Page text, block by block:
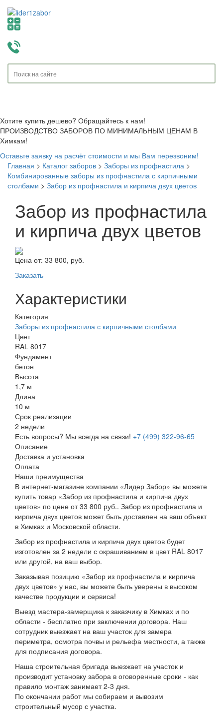
Хотите купить дешево? Обращайтесь к нам!
ПРОИЗВОДСТВО ЗАБОРОВ ПО МИНИМАЛЬНЫМ ЦЕНАМ В
Химкам!
Оставьте заявку на расчёт стоимости и мы Вам перезвоним!
Главная > Каталог заборов > Заборы из профнастила >
Комбинированные заборы из профнастила с кирпичными
столбами > Забор из профнастила и кирпича двух цветов
Забор из профнастила
и кирпича двух цветов
Цена от: 33 800, руб.
Заказать
Характеристики
Категория
Заборы из профнастила с кирпичными столбами
Цвет
RAL 8017
Фундамент
бетон
Высота
1,7 м
Длина
10 м
Срок реализации
2 недели
Есть вопросы? Мы всегда на связи! +7 (499) 322-96-65
Описание
Доставка и установка
Оплата
Наши преимущества
В интернет-магазине компании «Лидер Забор» вы можете
купить товар «Забор из профнастила и кирпича двух
цветов» по цене от 33 800 руб.. Забор из профнастила и
кирпича двух цветов может быть доставлен на ваш объект
в Химках и Московской области.
Забор из профнастила и кирпича двух цветов будет
изготовлен за 2 недели с окрашиванием в цвет RAL 8017
или другой, на ваш выбор.
Заказывая позицию «Забор из профнастила и кирпича
двух цветов» у нас, вы можете быть уверены в высоком
качестве продукции и сервиса!
Выезд мастера-замерщика к заказчику в Химках и по
области - бесплатно при заключении договора. Наш
сотрудник выезжает на ваш участок для замера
периметра, осмотра почвы и рельефа местности, а также
для подписания договора.
Наша строительная бригада выезжает на участок и
производит установку забора в оговоренные сроки - как
правило монтаж занимает 2-3 дня.
По окончании работ мы собираем и вывозим
строительный мусор с участка.